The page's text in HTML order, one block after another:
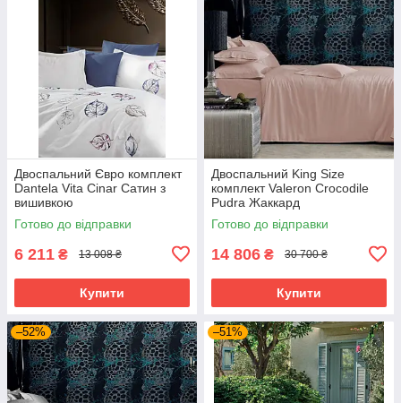
Двоспальний Євро комплект
Dantela Vita Cinar Сатин з
вишивкою
Готово до відправки
6 211 ₴ 13 008 ₴
Купити
Двоспальний King Size
комплект Valeron Crocodile
Pudra Жаккард
Готово до відправки
14 806 ₴ 30 700 ₴
Купити
–52% –51%